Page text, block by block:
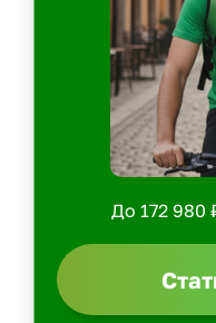
До 172 980